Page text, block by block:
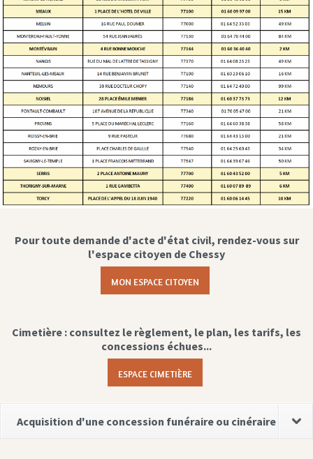
Pour toute demande d'acte d'état civil, rendez-vous sur
l'espace citoyen de Chessy
MON ESPACE CITOYEN
Cimetière : consultez le règlement, le plan, les tarifs, les
concessions échues...
ESPACE CIMETIÈRE
Acquisition d'une concession funéraire ou cinéraire